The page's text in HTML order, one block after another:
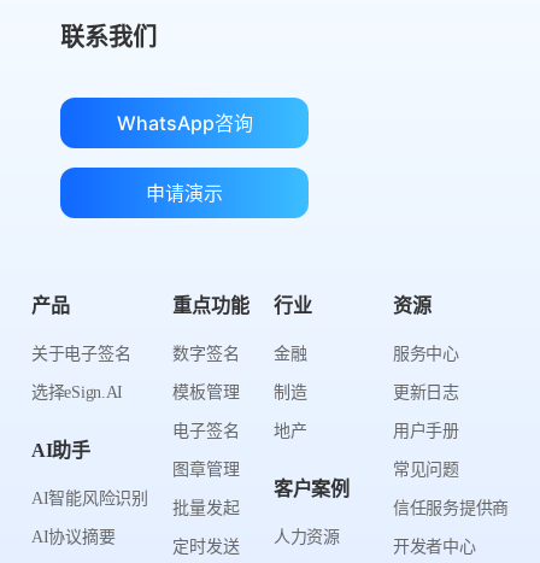
联系我们
WhatsApp咨询
申请演示
产品
关于电子签名
选择eSign.AI
AI助手
AI智能风险识别
AI协议摘要
重点功能
数字签名
模板管理
电子签名
图章管理
批量发起
定时发送
行业
金融
制造
地产
客户案例
人力资源
资源
服务中心
更新日志
用户手册
常见问题
信任服务提供商
开发者中心